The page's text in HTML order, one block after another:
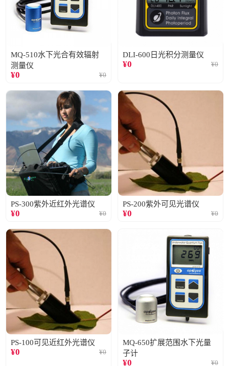
MQ-510水下光合有效辐射
测量仪
¥0 ¥0
DLI-600日光积分测量仪
¥0 ¥0
PS-300紫外近红外光谱仪
¥0 ¥0
PS-200紫外可见光谱仪
¥0 ¥0
PS-100可见近红外光谱仪
¥0 ¥0
MQ-650扩展范围水下光量
子计
¥0 ¥0